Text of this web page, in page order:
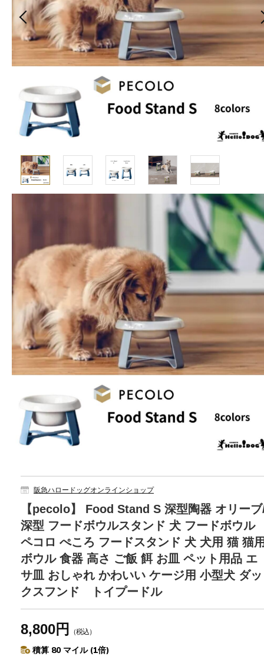
阪急ハロードッグオンラインショップ
【pecolo】 Food Stand S 深型陶器 オリー
深型 フードボウルスタンド 犬 フードボウル
ペコロ ぺころ フードスタンド 犬 犬用 猫 猫
ボウル 食器 高さ ご飯 餌 お皿 ペット用品 エ
サ皿 おしゃれ かわいい ケージ用 小型犬 ダッ
クスフンド トイプードル
8,800円 （税込）
積算 80 マイル (1倍)